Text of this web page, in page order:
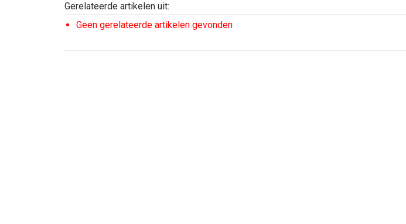
Gerelateerde artikelen uit:
Geen gerelateerde artikelen gevonden